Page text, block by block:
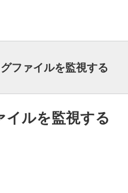
ファイルを監視する
ルを監視する